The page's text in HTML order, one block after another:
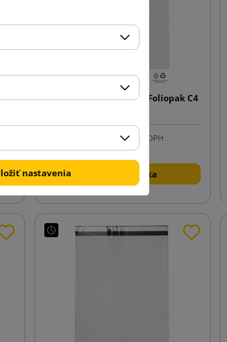
Biela kuriérska obálka Foliopak C4
0,06 € s DPH
Vložiť do košíka
nastavenia